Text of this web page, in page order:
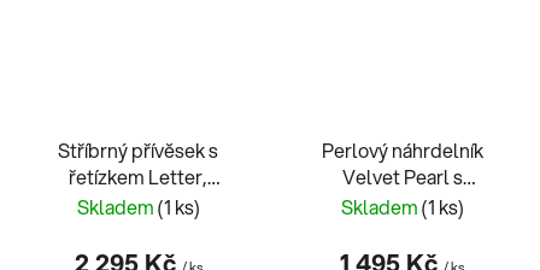
Stříbrný přívěsek s
řetízkem Letter,
písmeno N s kubickou
00N
Skladem(1 ks)
2 295 Kč
Perlový náhrdelník
Velvet Pearl s
voskovými perlemi
Skladem(1 ks)
1 495 Kč